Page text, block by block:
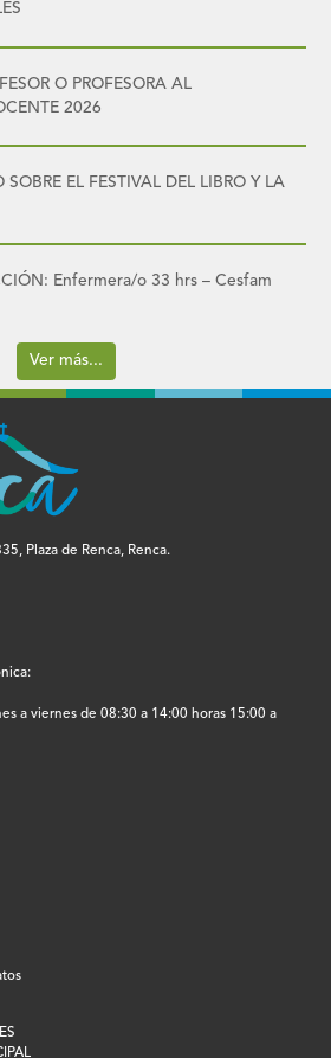
O PROFESORA AL
2026
SOBRE EL FESTIVAL DEL LIBRO Y LA
Enfermera/o 33 hrs – Cesfam
Ver más...
Plaza de Renca, Renca.
a viernes de 08:30 a 14:00 horas 15:00 a